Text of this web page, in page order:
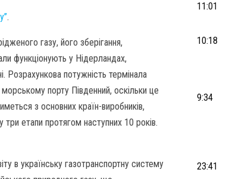
.
газу, його зберігання,
функціонують у Нідерландах,
Розрахункова потужність термінала
порту Південний, оскільки це
з основних країн-виробників,
етапи протягом наступних 10 років.
в українську газотранспортну систему
11:01
10:18
9:34
23:41